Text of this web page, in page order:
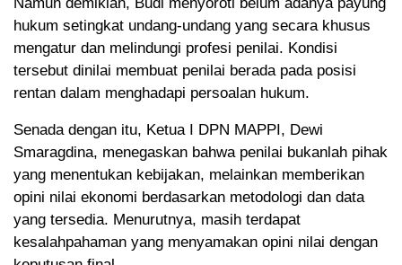
Namun demikian, Budi menyoroti belum adanya payung
hukum setingkat undang-undang yang secara khusus
mengatur dan melindungi profesi penilai. Kondisi
tersebut dinilai membuat penilai berada pada posisi
rentan dalam menghadapi persoalan hukum.
Senada dengan itu, Ketua I DPN MAPPI, Dewi
Smaragdina, menegaskan bahwa penilai bukanlah pihak
yang menentukan kebijakan, melainkan memberikan
opini nilai ekonomi berdasarkan metodologi dan data
yang tersedia. Menurutnya, masih terdapat
kesalahpahaman yang menyamakan opini nilai dengan